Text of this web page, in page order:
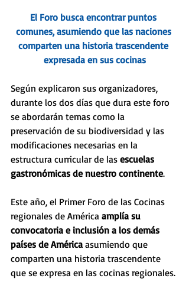
El Foro busca encontrar puntos
comunes, asumiendo que las naciones
comparten una historia trascendente
expresada en sus cocinas
Según explicaron sus organizadores,
durante los dos días que dura este foro
se abordarán temas como la
preservación de su biodiversidad y las
modificaciones necesarias en la
estructura curricular de las escuelas
gastronómicas de nuestro continente.
Este año, el Primer Foro de las Cocinas
regionales de América amplía su
convocatoria e inclusión a los demás
países de América asumiendo que
comparten una historia trascendente
que se expresa en las cocinas regionales.